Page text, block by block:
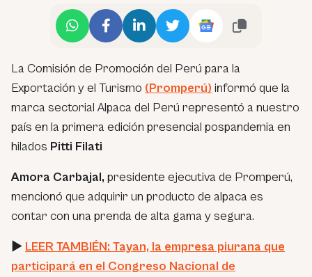
La Comisión de Promoción del Perú para la
Exportación y el Turismo (Promperú) informó que la
marca sectorial Alpaca del Perú representó a nuestro
país en la primera edición presencial pospandemia en
hilados Pitti Filati
Amora Carbajal, presidente ejecutiva de Promperú,
mencionó que adquirir un producto de alpaca es
contar con una prenda de alta gama y segura.
► LEER TAMBIÉN: Tayan, la empresa piurana que
participará en el Congreso Nacional de